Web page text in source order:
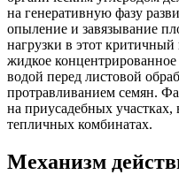
на генеративную фазу
опыление и завязывание
нагрузки в этот
жидкое
водой перед листовой
протравливанием семян.
на приусадебных участках,
тепличных комбинатах.
Механизм